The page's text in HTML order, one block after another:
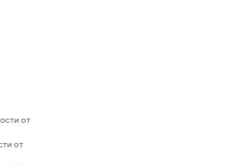
от
от